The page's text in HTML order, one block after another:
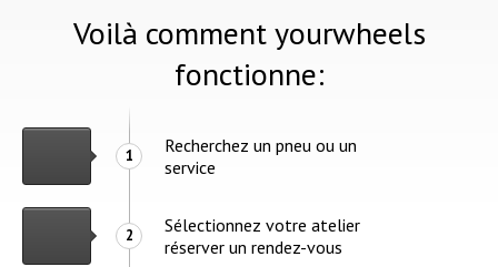
Voilà comment yourwheels
fonctionne:
1
Recherchez un pneu ou un
service
2
Sélectionnez votre atelier
réserver un rendez-vous